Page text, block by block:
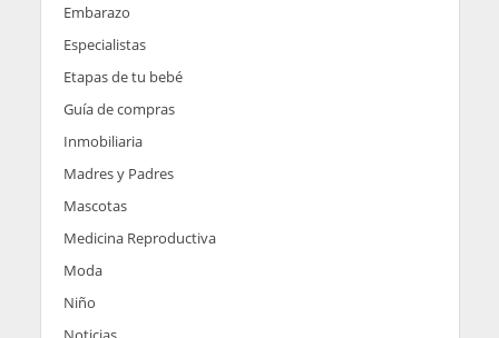
Embarazo
Especialistas
Etapas de tu bebé
Guía de compras
Inmobiliaria
Madres y Padres
Mascotas
Medicina Reproductiva
Moda
Niño